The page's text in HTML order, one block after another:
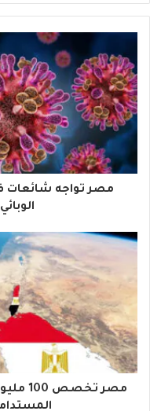
ر
ا
ل
إ
مصر تواجه شائعات
مصر